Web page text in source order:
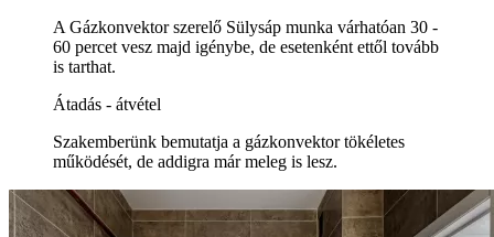
A Gázkonvektor szerelő Sülysáp munka várhatóan 30 -
60 percet vesz majd igénybe, de esetenként ettől tovább
is tarthat.
Átadás - átvétel
Szakemberünk bemutatja a gázkonvektor tökéletes
működését, de addigra már meleg is lesz.